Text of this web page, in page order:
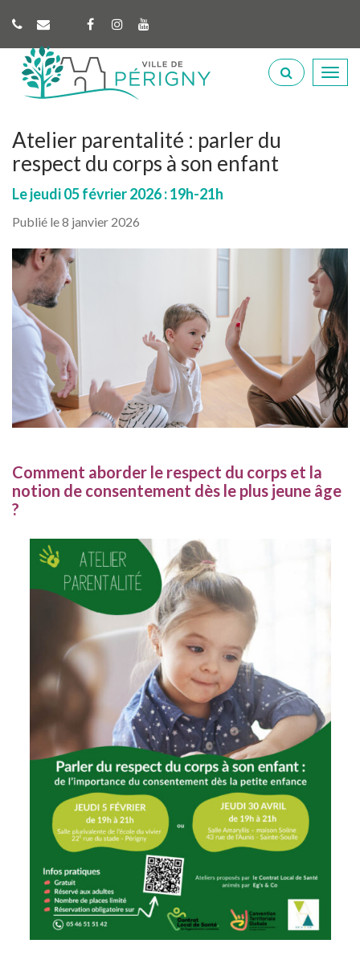
Lien
le
compte
Facebook
Lien
compte
Instagram
la
chaîne
Perigny
Aller
à
Atelier parentalité : parler du
respect du corps à son enfant
Lejeudi 05février2026: 19h-21h
Publié le 8 janvier 2026
Comment aborder le respect du corps et la
notion de consentement dès le plus jeune âge
?